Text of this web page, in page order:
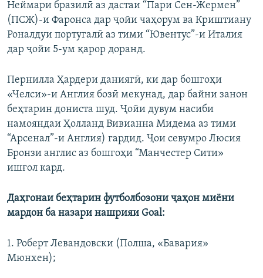
Неймари бразилӣ аз дастаи “Пари Сен-Жермен”
(ПСЖ)-и Фаронса дар ҷойи чаҳорум ва Криштиану
Роналдуи португалӣ аз тими “Ювентус”-и Италия
дар ҷойи 5-ум қарор доранд.
Пернилла Ҳардери даниягӣ, ки дар бошгоҳи
«Челси»-и Англия бозӣ мекунад, дар байни занон
беҳтарин дониста шуд. Ҷойи дувум насиби
намояндаи Ҳолланд Вивианна Мидема аз тими
“Арсенал”-и Англия) гардид. Ҷои севумро Люсия
Бронзи англис аз бошгоҳи “Манчестер Сити»
ишғол кард.
Даҳгонаи беҳтарин футболбозони ҷаҳон миёни
мардон ба назари нашрияи Goal:
1. Роберт Левандовски (Полша, «Бавария»
Мюнхен);